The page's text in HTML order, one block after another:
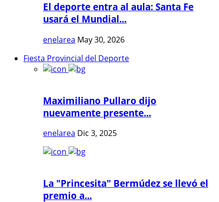
El deporte entra al aula: Santa Fe
usará el Mundial...
enelarea May 30, 2026
Fiesta Provincial del Deporte
Maximiliano Pullaro dijo
nuevamente presente...
enelarea Dic 3, 2025
La "Princesita" Bermúdez se llevó el
premio a...